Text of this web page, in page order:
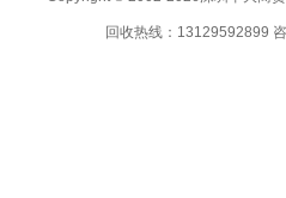
回收热线：13129592899